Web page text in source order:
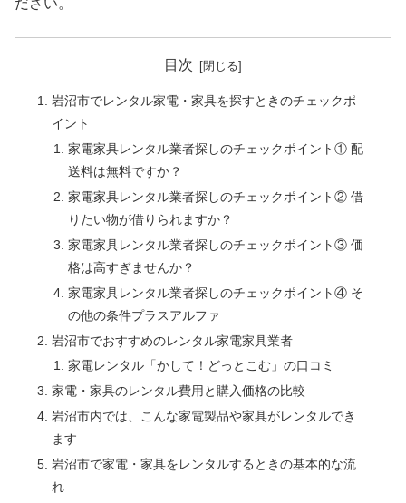
ださい。
目次
岩沼市でレンタル家電・家具を探すときのチェックポ
イント
家電家具レンタル業者探しのチェックポイント① 配
送料は無料ですか？
家電家具レンタル業者探しのチェックポイント② 借
りたい物が借りられますか？
家電家具レンタル業者探しのチェックポイント③ 価
格は高すぎませんか？
家電家具レンタル業者探しのチェックポイント④ そ
の他の条件プラスアルファ
岩沼市でおすすめのレンタル家電家具業者
家電レンタル「かして！どっとこむ」の口コミ
家電・家具のレンタル費用と購入価格の比較
岩沼市内では、こんな家電製品や家具がレンタルでき
ます
岩沼市で家電・家具をレンタルするときの基本的な流
れ